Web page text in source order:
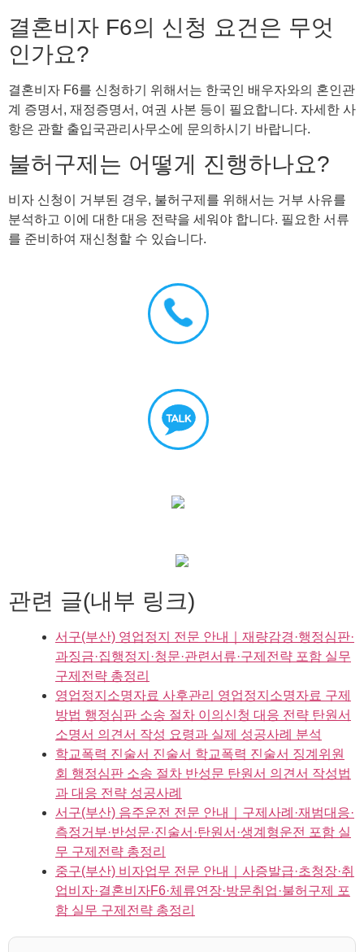
결혼비자 F6의 신청 요건은 무엇
인가요?
결혼비자 F6를 신청하기 위해서는 한국인 배우자와의 혼인관
계 증명서, 재정증명서, 여권 사본 등이 필요합니다. 자세한 사
항은 관할 출입국관리사무소에 문의하시기 바랍니다.
불허구제는 어떻게 진행하나요?
비자 신청이 거부된 경우, 불허구제를 위해서는 거부 사유를
분석하고 이에 대한 대응 전략을 세워야 합니다. 필요한 서류
를 준비하여 재신청할 수 있습니다.
관련 글(내부 링크)
서구(부산) 영업정지 전문 안내｜재량감경·행정심판·
과징금·집행정지·청문·관련서류·구제전략 포함 실무
구제전략 총정리
영업정지소명자료 사후관리 영업정지소명자료 구제
방법 행정심판 소송 절차 이의신청 대응 전략 탄원서
소명서 의견서 작성 요령과 실제 성공사례 분석
학교폭력 진술서 진술서 학교폭력 진술서 징계위원
회 행정심판 소송 절차 반성문 탄원서 의견서 작성법
과 대응 전략 성공사례
서구(부산) 음주운전 전문 안내｜구제사례·재범대응·
측정거부·반성문·진술서·탄원서·생계형운전 포함 실
무 구제전략 총정리
중구(부산) 비자업무 전문 안내｜사증발급·초청장·취
업비자·결혼비자F6·체류연장·방문취업·불허구제 포
함 실무 구제전략 총정리